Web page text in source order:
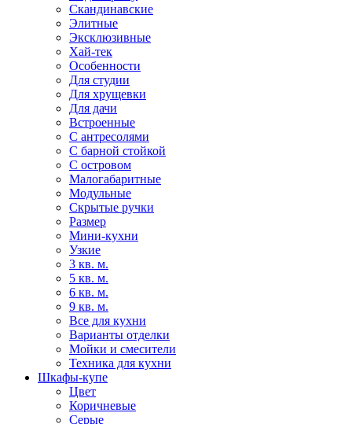
Скандинавские
Элитные
Эксклюзивные
Хай-тек
Особенности
Для студии
Для хрущевки
Для дачи
Встроенные
С антресолями
С барной стойкой
С островом
Малогабаритные
Модульные
Скрытые ручки
Размер
Мини-кухни
Узкие
3 кв. м.
5 кв. м.
6 кв. м.
9 кв. м.
Все для кухни
Варианты отделки
Мойки и смесители
Техника для кухни
Шкафы-купе
Цвет
Коричневые
Серые